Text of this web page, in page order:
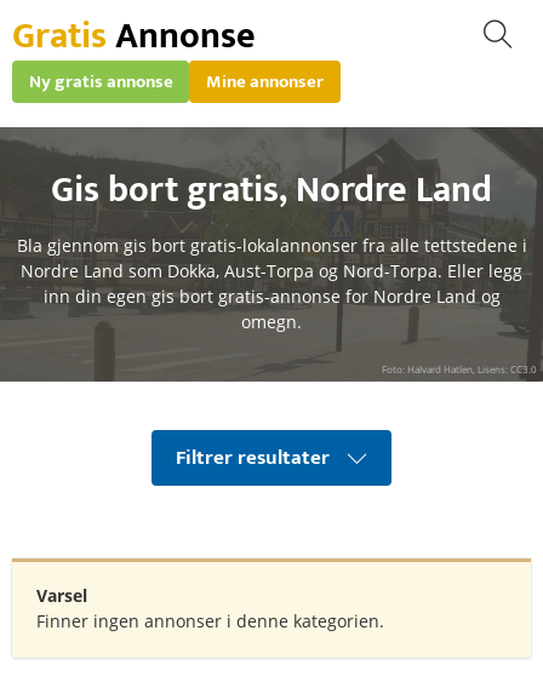
GratisAnnonse
Ny gratis annonse Mine annonser
Gis bort gratis,Nordre Land
Bla gjennom gis bort gratis-lokalannonser fra alle tettstedene i
Nordre Land som Dokka, Aust-Torpa og Nord-Torpa. Eller legg
inn din egen gis bort gratis-annonse for Nordre Land og
omegn.
Foto: Halvard Hatlen, Lisens: CC3.0
Filtrer resultater
Varsel
Finner ingen annonser i denne kategorien.